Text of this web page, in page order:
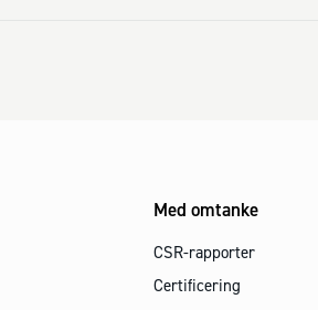
Med omtanke
CSR-rapporter
Certificering